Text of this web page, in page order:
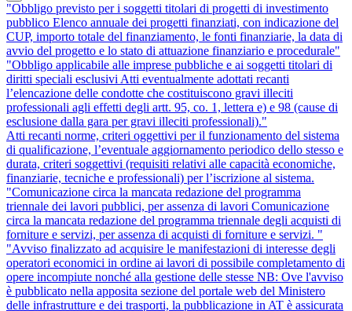
"Obbligo previsto per i soggetti titolari di progetti di investimento
pubblico Elenco annuale dei progetti finanziati, con indicazione del
CUP, importo totale del finanziamento, le fonti finanziarie, la data di
avvio del progetto e lo stato di attuazione finanziario e procedurale"
"Obbligo applicabile alle imprese pubbliche e ai soggetti titolari di
diritti speciali esclusivi Atti eventualmente adottati recanti
l’elencazione delle condotte che costituiscono gravi illeciti
professionali agli effetti degli artt. 95, co. 1, lettera e) e 98 (cause di
esclusione dalla gara per gravi illeciti professionali)."
Atti recanti norme, criteri oggettivi per il funzionamento del sistema
di qualificazione, l’eventuale aggiornamento periodico dello stesso e
durata, criteri soggettivi (requisiti relativi alle capacità economiche,
finanziarie, tecniche e professionali) per l’iscrizione al sistema.
"Comunicazione circa la mancata redazione del programma
triennale dei lavori pubblici, per assenza di lavori Comunicazione
circa la mancata redazione del programma triennale degli acquisti di
forniture e servizi, per assenza di acquisti di forniture e servizi. "
"Avviso finalizzato ad acquisire le manifestazioni di interesse degli
operatori economici in ordine ai lavori di possibile completamento di
opere incompiute nonché alla gestione delle stesse NB: Ove l'avviso
è pubblicato nella apposita sezione del portale web del Ministero
delle infrastrutture e dei trasporti, la pubblicazione in AT è assicurata